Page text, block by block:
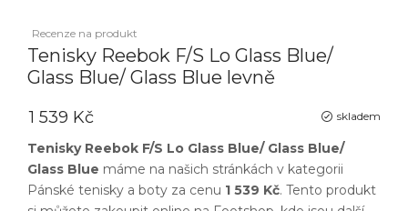
Recenze na produkt
Tenisky Reebok F/S Lo Glass Blue/
Glass Blue/ Glass Blue levně
skladem
1 539 Kč
Tenisky Reebok F/S Lo Glass Blue/ Glass Blue/
Glass Blue máme na našich stránkách v kategorii
Pánské tenisky a boty za cenu 1 539 Kč. Tento produkt